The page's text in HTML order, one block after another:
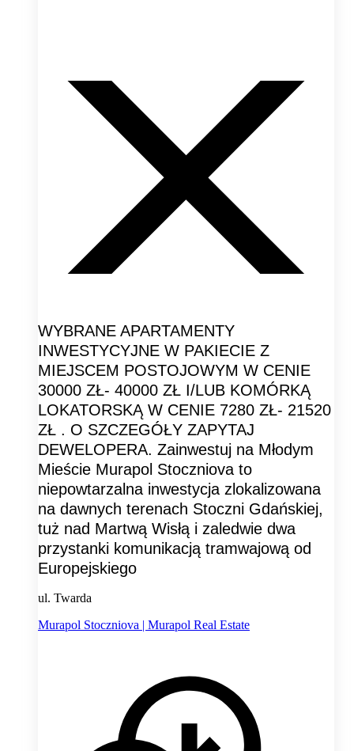
WYBRANE APARTAMENTY
INWESTYCYJNE W PAKIECIE Z
MIEJSCEM POSTOJOWYM W CENIE
30000 ZŁ- 40000 ZŁ I/LUB KOMÓRKĄ
LOKATORSKĄ W CENIE 7280 ZŁ- 21520
ZŁ . O SZCZEGÓŁY ZAPYTAJ
DEWELOPERA. Zainwestuj na Młodym
Mieście Murapol Stoczniova to
niepowtarzalna inwestycja zlokalizowana
na dawnych terenach Stoczni Gdańskiej,
tuż nad Martwą Wisłą i zaledwie dwa
przystanki komunikacją tramwajową od
Europejskiego
ul. Twarda
Murapol Stoczniova | Murapol Real Estate